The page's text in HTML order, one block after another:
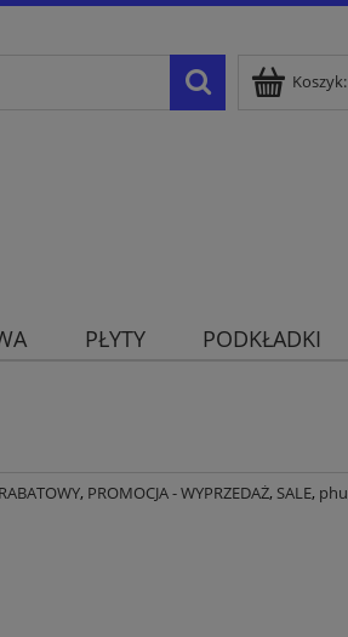
Koszyk:
PŁYTY PODKŁADKI
, PROMOCJA - WYPRZEDAŻ, SALE, phu